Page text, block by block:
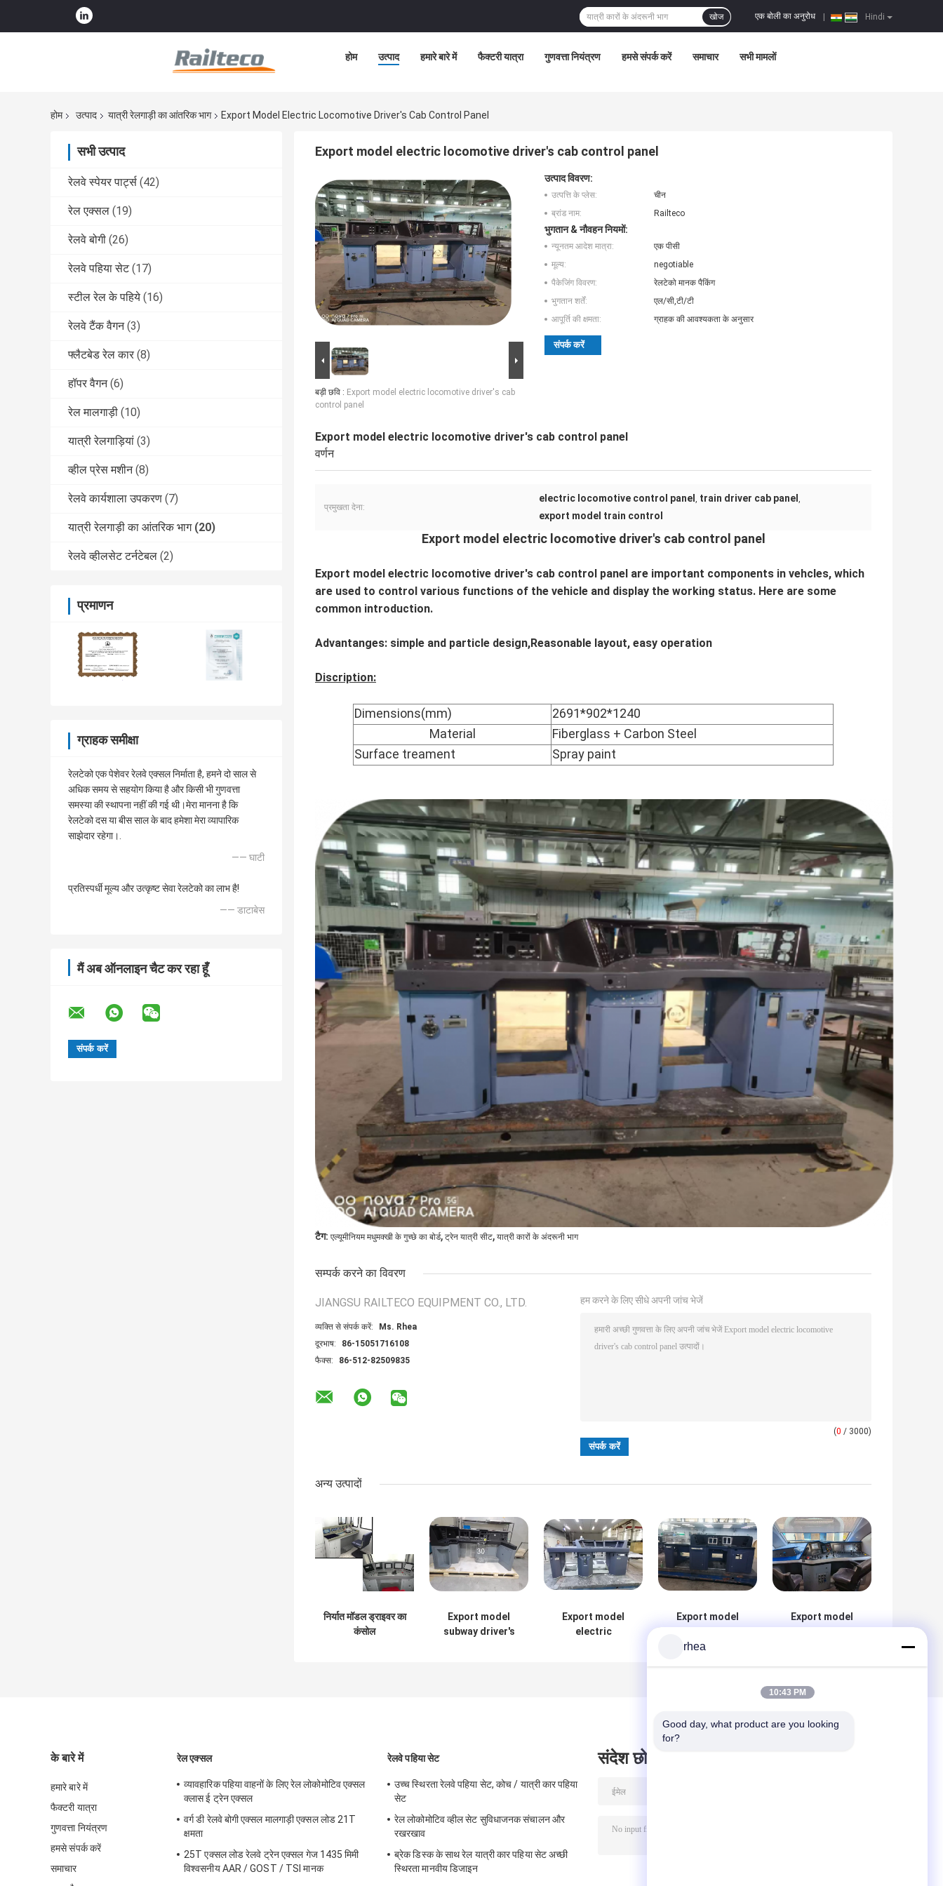
Hindi
एक बोली का अनुरोध
खोज
होम उत्पाद हमारे बारे में फैक्टरी यात्रा गुणवत्ता नियंत्रण हमसे संपर्क करें समाचार सभी मामलों
होम उत्पाद यात्री रेलगाड़ी का आंतरिक भाग Export Model Electric Locomotive Driver's Cab Control Panel
सभी उत्पाद
रेलवे स्पेयर पार्ट्स (42)
रेल एक्सल (19)
रेलवे बोगी (26)
रेलवे पहिया सेट (17)
स्टील रेल के पहिये (16)
रेलवे टैंक वैगन (3)
फ्लैटबेड रेल कार (8)
हॉपर वैगन (6)
रेल मालगाड़ी (10)
यात्री रेलगाड़ियां (3)
व्हील प्रेस मशीन (8)
रेलवे कार्यशाला उपकरण (7)
यात्री रेलगाड़ी का आंतरिक भाग (20)
रेलवे व्हीलसेट टर्नटेबल (2)
प्रमाणन
ग्राहक समीक्षा
रेलटेको एक पेशेवर रेलवे एक्सल निर्माता है, हमने दो साल से
अधिक समय से सहयोग किया है और किसी भी गुणवत्ता
समस्या की स्थापना नहीं की गई थी।मेरा मानना है कि
रेलटेको दस या बीस साल के बाद हमेशा मेरा व्यापारिक
साझेदार रहेगा।.
—— घाटी
प्रतिस्पर्धी मूल्य और उत्कृष्ट सेवा रेलटेको का लाभ है!
—— डाटाबेस
मैं अब ऑनलाइन चैट कर रहा हूँ
Export model electric locomotive driver's cab control panel
बड़ी छवि : Export model electric locomotive driver's cab
control panel
उत्पाद विवरण:
उत्पत्ति के प्लेस:
चीन
ब्रांड नाम:
Railteco
भुगतान & नौवहन नियमों:
न्यूनतम आदेश मात्रा:
एक पीसी
मूल्य:
negotiable
पैकेजिंग विवरण:
रेलटेको मानक पैकिंग
भुगतान शर्तें:
एल/सी,टी/टी
आपूर्ति की क्षमता:
ग्राहक की आवश्यकता के अनुसार
संपर्क करें
Export model electric locomotive driver's cab control panel
वर्णन
प्रमुखता देना:
electric locomotive control panel , train driver cab panel ,
export model train control
Export model electric locomotive driver's cab control panel
Export model electric locomotive driver's cab control panel are important components in vehcles, which
are used to control various functions of the vehicle and display the working status. Here are some
common introduction.
Advantanges: simple and particle design,Reasonable layout, easy operation
Discription:
Dimensions(mm)
2691*902*1240
Material
Fiberglass + Carbon Steel
Surface treament
Spray paint
टैग: एल्यूमीनियम मधुमक्खी के गुच्छे का बोर्ड, ट्रेन यात्री सीट, यात्री कारों के अंदरूनी भाग
सम्पर्क करने का विवरण
JIANGSU RAILTECO EQUIPMENT CO., LTD.
व्यक्ति से संपर्क करें:
Ms. Rhea
दूरभाष:
86-15051716108
फैक्स:
86-512-82509835
हम करने के लिए सीधे अपनी जांच भेजें
(0 / 3000)
अन्य उत्पादों
निर्यात मॉडल ड्राइवर का
कंसोल
Export model
subway driver's
Export model
electric
Export model
locomotive
Export model
के बारे में
हमारे बारे में
फैक्टरी यात्रा
गुणवत्ता नियंत्रण
हमसे संपर्क करें
समाचार
रेल एक्सल
व्यावहारिक पहिया वाहनों के लिए रेल लोकोमोटिव एक्सल
क्लास ई ट्रेन एक्सल
वर्ग डी रेलवे बोगी एक्सल मालगाड़ी एक्सल लोड 21T
क्षमता
25T एक्सल लोड रेलवे ट्रेन एक्सल गेज 1435 मिमी
विश्वसनीय AAR / GOST / TSI मानक
रेलवे पहिया सेट
उच्च स्थिरता रेलवे पहिया सेट, कोच / यात्री कार पहिया
सेट
रेल लोकोमोटिव व्हील सेट सुविधाजनक संचालन और
रखरखाव
ब्रेक डिस्क के साथ रेल यात्री कार पहिया सेट अच्छी
स्थिरता मानवीय डिजाइन
संदेश छोड़ दो
rhea
10:43 PM
Good day, what product are you looking
for?